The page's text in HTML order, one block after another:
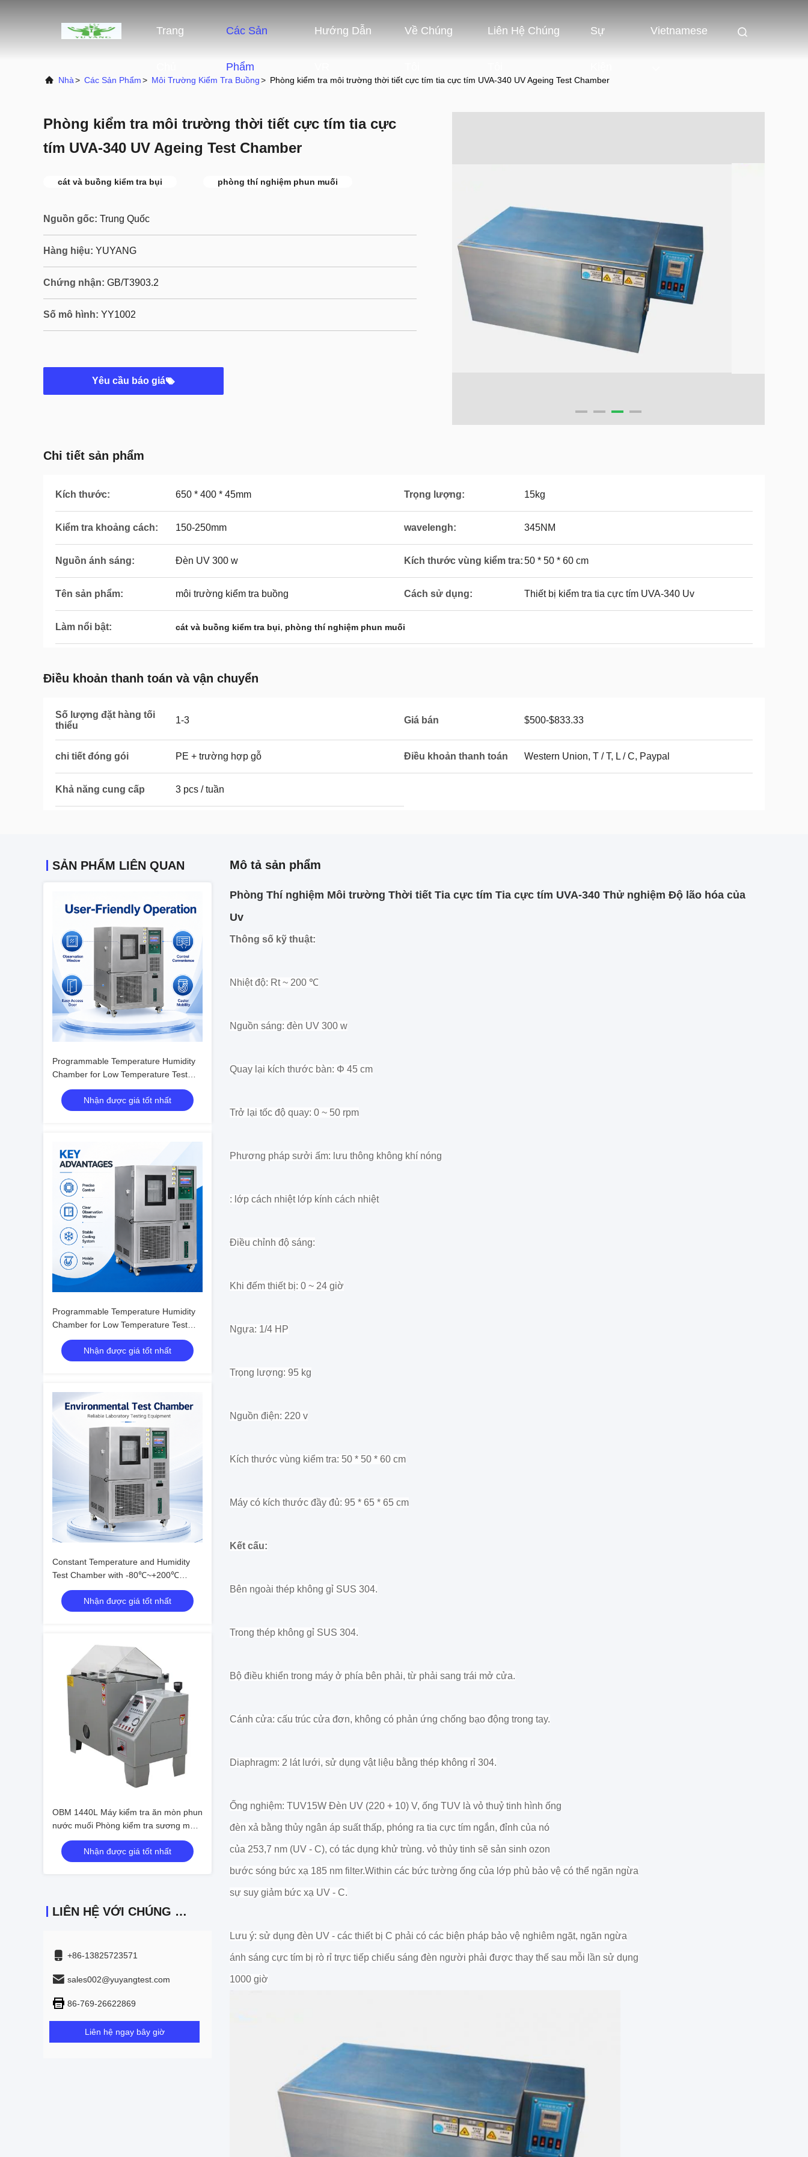
Trang Các Sản
Phẩm
Hướng Dẫn Về Chúng Liên Hệ Chúng Sự Vietnamese
Nhà> Các Sản Phẩm> Môi Trường Kiểm Tra Buồng> Phòng kiểm tra môi trường thời tiết cực tím tia cực tím UVA-340 UV Ageing Test Chamber
Phòng kiểm tra môi trường thời tiết cực tím tia cực
tím UVA-340 UV Ageing Test Chamber
cát và buồng kiểm tra bụi phòng thí nghiệm phun muối
Nguồn gốc: Trung Quốc
Hàng hiệu: YUYANG
Chứng nhận: GB/T3903.2
Số mô hình: YY1002
Yêu cầu báo giá
Chi tiết sản phẩm
Kích thước: 650 * 400 * 45mm Trọng lượng: 15kg
Kiểm tra khoảng cách: 150-250mm wavelengh: 345NM
Nguồn ánh sáng: Đèn UV 300 w Kích thước vùng kiểm tra:50 * 50 * 60 cm
Tên sản phẩm: môi trường kiểm tra buồng Cách sử dụng: Thiết bị kiểm tra tia cực tím UVA-340 Uv
Làm nổi bật: cát và buồng kiểm tra bụi, phòng thí nghiệm phun muối
Điều khoản thanh toán và vận chuyển
Số lượng đặt hàng tối
thiểu
1-3 Giá bán $500-$833.33
chi tiết đóng gói PE + trường hợp gỗ Điều khoản thanh toán Western Union, T / T, L / C, Paypal
Khả năng cung cấp 3 pcs / tuần
SẢN PHẨM LIÊN QUAN
Programmable Temperature Humidity
Chamber for Low Temperature Test
with Humidity Fluctuation ±0.1%R.H.
Nhận được giá tốt nhất
Programmable Temperature Humidity
Chamber for Low Temperature Test
with Humidity Fluctuation ±0.1%R.H.
Nhận được giá tốt nhất
Constant Temperature and Humidity
Test Chamber with -80℃~+200℃
Range, 20%~98% R.H. Humidity, and
Eco-friendly R23/R404A Refrigerant
Nhận được giá tốt nhất
OBM 1440L Máy kiểm tra ăn mòn phun
nước muối Phòng kiểm tra sương mù
muối Phòng kiểm tra ăn mòn phun
nước muốiNhận được giá tốt nhất
LIÊN HỆ VỚI CHÚNG TÔI
+86-13825723571
sales002@yuyangtest.com
86-769-26622869
Liên hệ ngay bây giờ
Mô tả sản phẩm
Phòng Thí nghiệm Môi trường Thời tiết Tia cực tím Tia cực tím UVA-340 Thử nghiệm Độ lão hóa của
Uv
Thông số kỹ thuật:
Nhiệt độ: Rt ~ 200 ℃
Nguồn sáng: đèn UV 300 w
Quay lại kích thước bàn: Φ 45 cm
Trở lại tốc độ quay: 0 ~ 50 rpm
Phương pháp sưởi ấm: lưu thông không khí nóng
: lớp cách nhiệt lớp kính cách nhiệt
Điều chỉnh độ sáng:
Khi đếm thiết bị: 0 ~ 24 giờ
Ngựa: 1/4 HP
Trọng lượng: 95 kg
Nguồn điện: 220 v
Kích thước vùng kiểm tra: 50 * 50 * 60 cm
Máy có kích thước đầy đủ: 95 * 65 * 65 cm
Kết cấu:
Bên ngoài thép không gỉ SUS 304.
Trong thép không gỉ SUS 304.
Bộ điều khiển trong máy ở phía bên phải, từ phải sang trái mở cửa.
Cánh cửa: cấu trúc cửa đơn, không có phản ứng chống bạo động trong tay.
Diaphragm: 2 lát lưới, sử dụng vật liệu bằng thép không rỉ 304.
Ống nghiệm: TUV15W Đèn UV (220 + 10) V, ống TUV là vỏ thuỷ tinh hình ống
đèn xả bằng thủy ngân áp suất thấp, phóng ra tia cực tím ngắn, đỉnh của nó
của 253,7 nm (UV - C), có tác dụng khử trùng. vỏ thủy tinh sẽ sản sinh ozon
bước sóng bức xạ 185 nm filter.Within các bức tường ống của lớp phủ bảo vệ có thể ngăn ngừa
sự suy giảm bức xạ UV - C.
Lưu ý: sử dụng đèn UV - các thiết bị C phải có các biện pháp bảo vệ nghiêm ngặt, ngăn ngừa
ánh sáng cực tím bị rò rỉ trực tiếp chiếu sáng đèn người phải được thay thế sau mỗi lần sử dụng
1000 giờ